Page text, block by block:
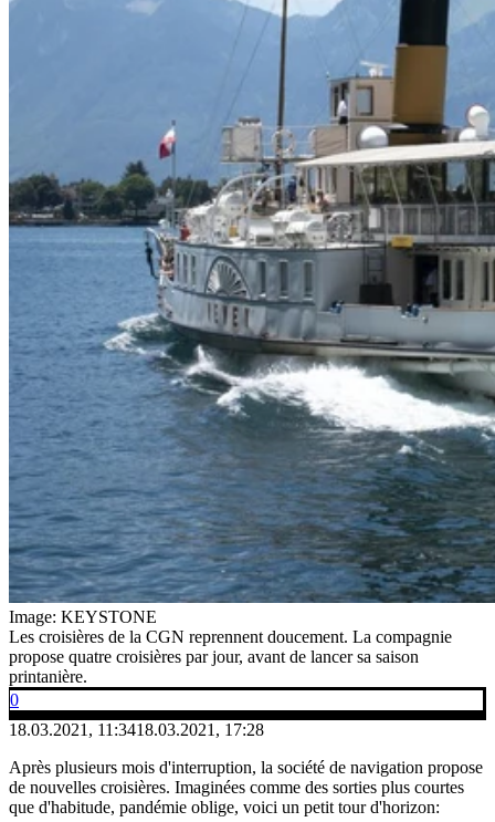
Image: KEYSTONE
Les croisières de la CGN reprennent doucement. La compagnie
propose quatre croisières par jour, avant de lancer sa saison
printanière.
0
18.03.2021, 11:3418.03.2021, 17:28
Après plusieurs mois d'interruption, la société de navigation propose
de nouvelles croisières. Imaginées comme des sorties plus courtes
que d'habitude, pandémie oblige, voici un petit tour d'horizon: